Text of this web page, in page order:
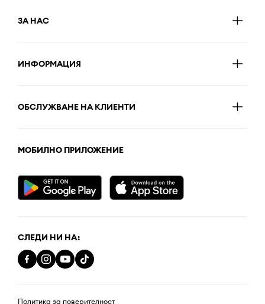
ЗА НАС
ИНФОРМАЦИЯ
ОБСЛУЖВАНЕ НА КЛИЕНТИ
МОБИЛНО ПРИЛОЖЕНИЕ
СЛЕДИ НИ НА:
Политика за поверителност